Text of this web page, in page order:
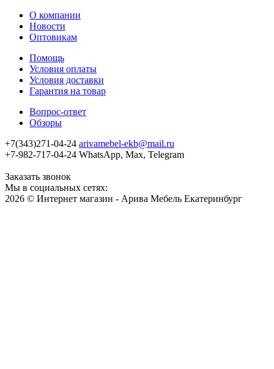
О компании
Новости
Оптовикам
Помощь
Условия оплаты
Условия доставки
Гарантия на товар
Вопрос-ответ
Обзоры
+7(343)271-04-24 arivamebel-ekb@mail.ru
+7-982-717-04-24 WhatsApp, Max, Telegram
Заказать звонок
Мы в социальных сетях:
2026 © Интернет магазин - Арива Мебель Екатеринбург